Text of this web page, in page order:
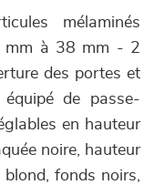
mélaminés
mm à 38 mm - 2
des portes et
de passe-
en hauteur
noire, hauteur
fonds noirs,